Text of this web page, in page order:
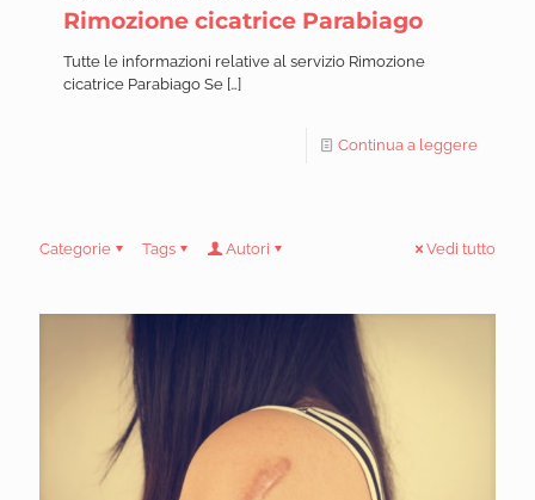
Rimozione cicatrice Parabiago
Tutte le informazioni relative al servizio Rimozione
cicatrice Parabiago Se […]
Continua a leggere
Categorie Tags Autori Vedi tutto